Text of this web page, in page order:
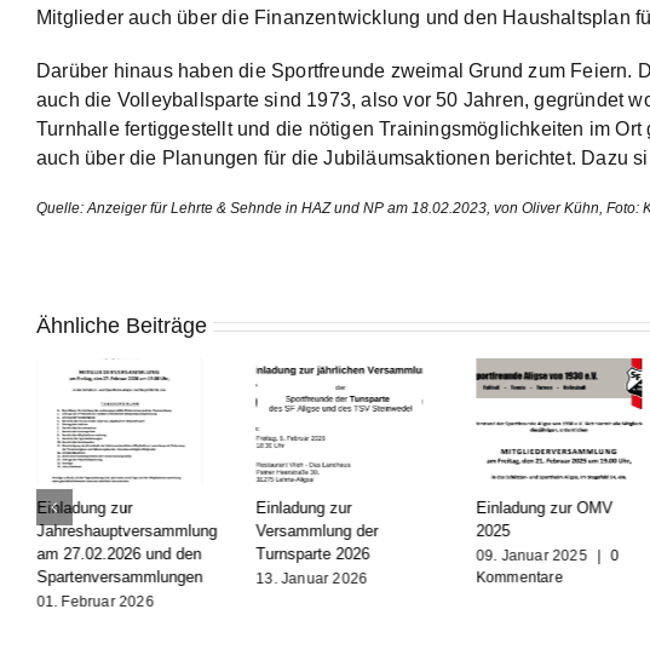
Mitglieder auch über die Finanzentwicklung und den Haushaltsplan
Darüber hinaus haben die Sportfreunde zweimal Grund zum Feiern.
auch die Volleyballsparte sind 1973, also vor 50 Jahren, gegründet
Turnhalle fertiggestellt und die nötigen Trainingsmöglichkeiten im
auch über die Planungen für die Jubiläumsaktionen berichtet. Dazu
Quelle: Anzeiger für Lehrte & Sehnde in HAZ und NP am 18.02.2023, von Oliver Kühn, Foto:
Ähnliche Beiträge
Einladung zur
Jahreshauptversammlung
am 27.02.2026 und den
Spartenversammlungen
01. Februar 2026
Einladung zur
Versammlung der
Turnsparte 2026
13. Januar 2026
Einladung zur OMV
2025
09. Januar 2025 |
0
Kommentare